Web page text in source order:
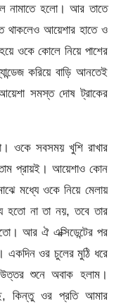
নামাতে হলো। আর তাতে
থাকলেও আয়েশার হাতে ও
ওকে কোলে নিয়ে পাশের
করিয়ে বাড়ি আনতেই
সমস্ত দোষ ট্রাকের
ওকে সবসময় খুশি রাখার
প্রায়ই। আয়েশাও কোন
মধ্যে ওকে নিয়ে মেলায়
হতো না তা নয়, তবে তার
আর ঐ এক্সিডেন্টের পর
একদিন ওর চুলের মুঠি ধরে
শুনে অবাক হলাম।
কিন্তু ওর প্রতি আমার